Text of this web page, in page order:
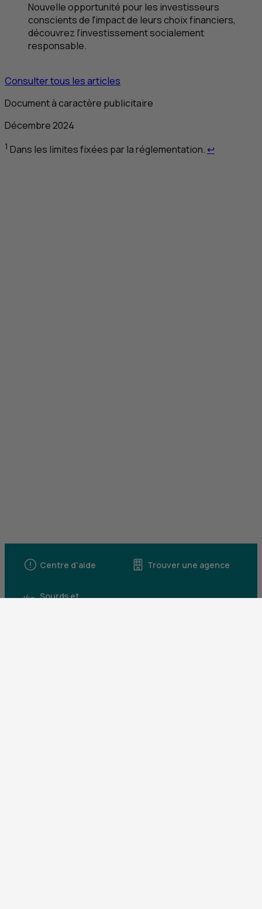
Nouvelle opportunité pour les investisseurs
conscients de l'impact de leurs choix financiers,
découvrez l’investissement socialement
responsable.
Consulter tous les articles
Document à caractère publicitaire
Décembre 2024
1 Dans les limites fixées par la réglementation. ↩Retour au
Centre d'aide Trouver une agence
Sourds et